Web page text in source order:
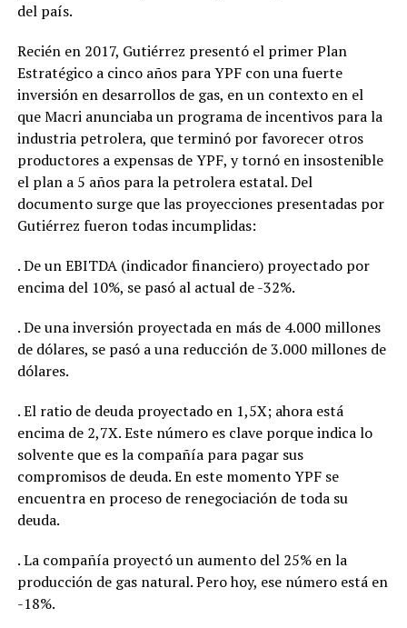
del país.
Recién en 2017, Gutiérrez presentó el primer Plan
Estratégico a cinco años para YPF con una fuerte
inversión en desarrollos de gas, en un contexto en el
que Macri anunciaba un programa de incentivos para la
industria petrolera, que terminó por favorecer otros
productores a expensas de YPF, y tornó en insostenible
el plan a 5 años para la petrolera estatal. Del
documento surge que las proyecciones presentadas por
Gutiérrez fueron todas incumplidas:
. De un EBITDA (indicador financiero) proyectado por
encima del 10%, se pasó al actual de -32%.
. De una inversión proyectada en más de 4.000 millones
de dólares, se pasó a una reducción de 3.000 millones de
dólares.
. El ratio de deuda proyectado en 1,5X; ahora está
encima de 2,7X. Este número es clave porque indica lo
solvente que es la compañía para pagar sus
compromisos de deuda. En este momento YPF se
encuentra en proceso de renegociación de toda su
deuda.
. La compañía proyectó un aumento del 25% en la
producción de gas natural. Pero hoy, ese número está en
-18%.